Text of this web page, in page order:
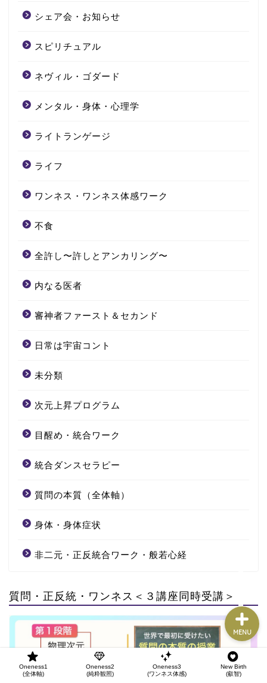
シェア会・お知らせ
スピリチュアル
ネヴィル・ゴダード
メンタル・身体・心理学
ライトランゲージ
ライフ
ワンネス・ワンネス体感ワーク
不食
全許し〜許しとアンカリング〜
内なる医者
審神者ファースト＆セカンド
日常は宇宙コント
未分類
次元上昇プログラム
目醒め・統合ワーク
統合ダンスセラピー
質問の本質（全体軸）
身体・身体症状
非二元・正反統合ワーク・般若心経
質問・正反統・ワンネス＜３講座同時受講＞
Oneness1
(全体軸)
Oneness2
(純粋観照)
Oneness3
(ワンネス体感)
New Birth
(叡智)
MENU
New Birth